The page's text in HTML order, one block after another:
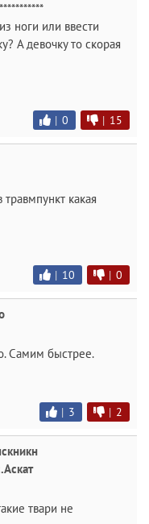
ноги или ввести
А девочку то скорая
| 0 | 15
какая
| 10 | 0
Самим быстрее.
| 3 | 2
твари не